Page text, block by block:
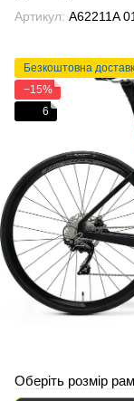
Артикул: A62211A
Безкоштовна
−15%
6
Оберіть розмір